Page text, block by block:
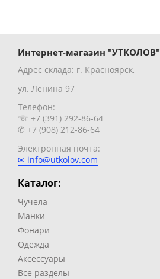
Интернет-магазин "УТКОЛОВ"
Адрес склада: г. Красноярск,
ул. Ленина 97
Телефон:
☏ +7 (391) 292-86-64
✆ +7 (908) 212-86-64
Электронная почта:
✉ info@utkolov.com
Каталог:
Чучела
Манки
Фонари
Одежда
Аксессуары
Все разделы